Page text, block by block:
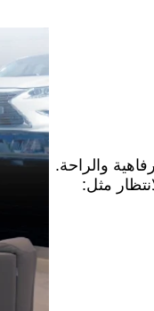
والراحة.
مثل: